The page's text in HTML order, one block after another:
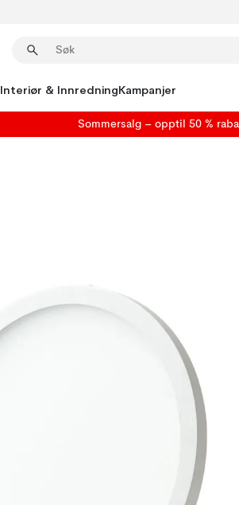
Interiør & InnredningKampanjer
Sommersalg – opptil 50 %